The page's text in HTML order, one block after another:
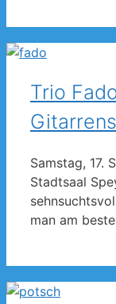
Trio
Samstag, 17.
Stadtsaal
man am